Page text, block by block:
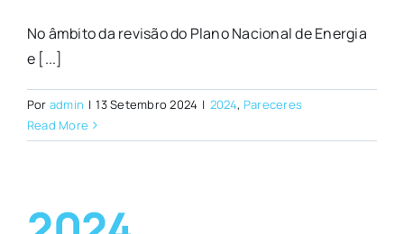
No âmbito da revisão do Plano Nacional de Energia
e [...]
Por admin | 13 Setembro 2024 | 2024, Pareceres
Read More